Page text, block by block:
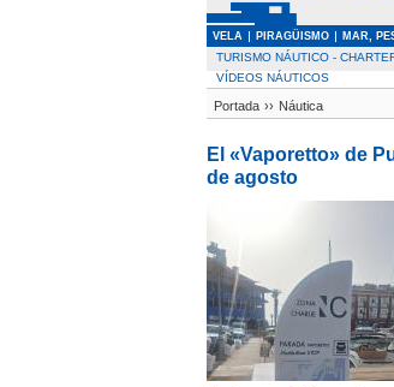
VELA PIRAGÜISMO MAR,
TURISMO NÁUTICO -
VÍDEOS NÁUTICOS
Portada ›› Náutica
El «Vaporetto» de
de agosto